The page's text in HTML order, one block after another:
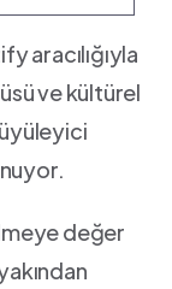
aracılığıyla
⁤ve kültürel​
değer